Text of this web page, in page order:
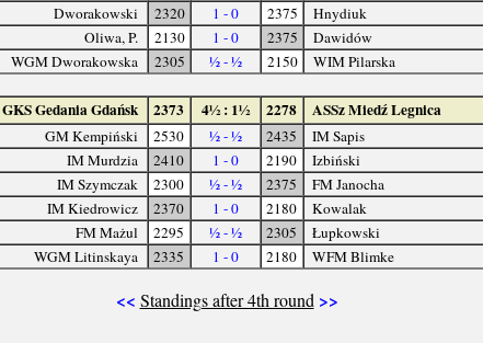
Dworakowski
2320 1 - 0 2375
Hnydiuk
Oliwa, P.
2130 1 - 0 2375
Dawidów
WGM Dworakowska
2305 ½ - ½ 2150 WIM Pilarska
GKS Gedania Gdańsk 2373 4½ : 1½ 2278 ASSz Miedź Legnica
GM Kempiński 2530 ½ - ½ 2435
IM Sapis
IM Murdzia
2410 1 - 0 2190
Izbiński
IM Szymczak
2300 ½ - ½ 2375
FM Janocha
IM Kiedrowicz
2370 1 - 0 2180
Kowalak
FM Mażul
2295 ½ - ½ 2305
Łupkowski
WGM Litinskaya
2335 1 - 0 2180 WFM Blimke
<< Standings after 4th round >>